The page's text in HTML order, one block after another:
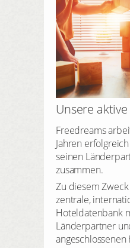
Unsere
Freedreams
Jahren
seinen
zusammen.
Zu diesem
zentrale,
Hoteldatenbank
Länderpartner
angeschlossenen